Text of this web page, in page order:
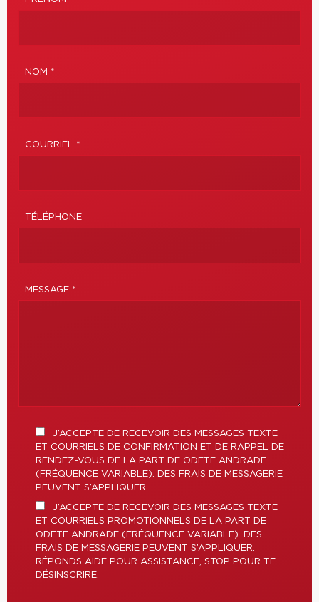
NOM *
COURRIEL *
TÉLÉPHONE
MESSAGE *
J’ACCEPTE DE RECEVOIR DES MESSAGES TEXTE
ET COURRIELS DE CONFIRMATION ET DE RAPPEL DE
RENDEZ-VOUS DE LA PART DE ODETE ANDRADE
(FRÉQUENCE VARIABLE). DES FRAIS DE MESSAGERIE
PEUVENT S’APPLIQUER.
J’ACCEPTE DE RECEVOIR DES MESSAGES TEXTE
ET COURRIELS PROMOTIONNELS DE LA PART DE
ODETE ANDRADE (FRÉQUENCE VARIABLE). DES
FRAIS DE MESSAGERIE PEUVENT S’APPLIQUER.
RÉPONDS AIDE POUR ASSISTANCE, STOP POUR TE
DÉSINSCRIRE.